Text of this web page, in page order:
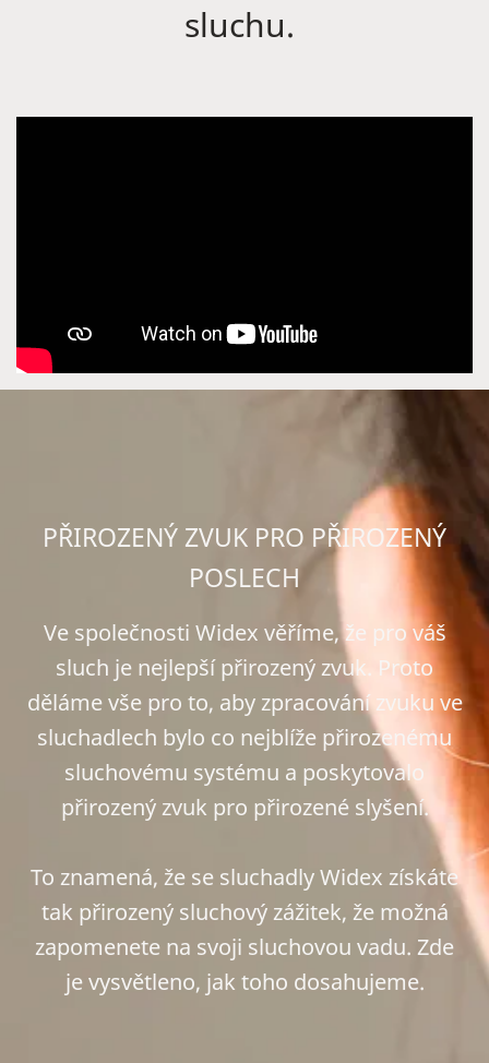
sluchu.
PŘIROZENÝ ZVUK PRO PŘIROZENÝ
POSLECH
Ve společnosti Widex věříme, že pro váš
sluch je nejlepší přirozený zvuk. Proto
děláme vše pro to, aby zpracování zvuku ve
sluchadlech bylo co nejblíže přirozenému
sluchovému systému a poskytovalo
přirozený zvuk pro přirozené slyšení.
To znamená, že se sluchadly Widex získáte
tak přirozený sluchový zážitek, že možná
zapomenete na svoji sluchovou vadu. Zde
je vysvětleno, jak toho dosahujeme.